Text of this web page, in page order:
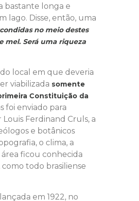
bastante longa e
lago. Disse, então, uma
no meio destes
mel. Será uma riqueza
local em que deveria
viabilizada somente
Constituição da
foi enviado para
Ferdinand Cruls, a
e botânicos
o clima, a
área ficou conhecida
como todo brasiliense
em 1922, no